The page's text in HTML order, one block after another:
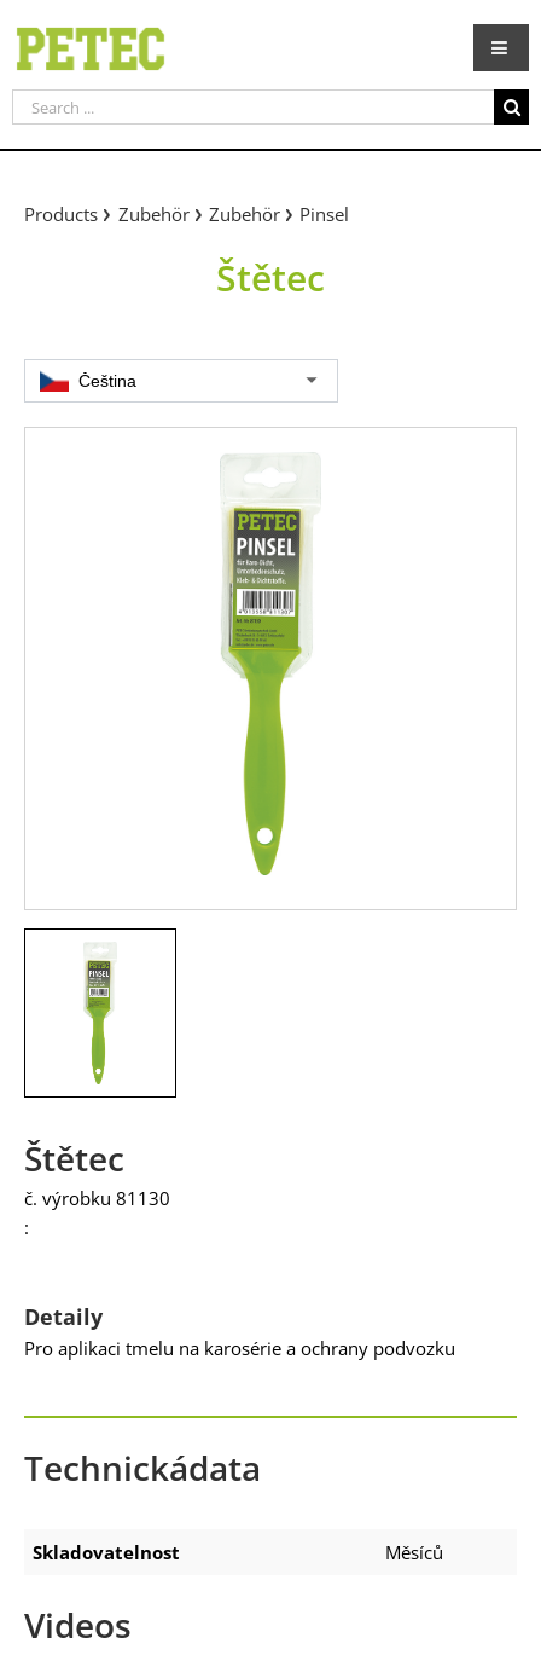
content
Search
for:
Products Zubehör Zubehör Pinsel
Štětec
Čeština
Štětec
č. výrobku 81130
:
Detaily
Pro aplikaci tmelu na karosérie a ochrany podvozku
Technickádata
Skladovatelnost Měsíců
Videos